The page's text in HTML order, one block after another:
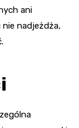
ani
nadjeżdża,